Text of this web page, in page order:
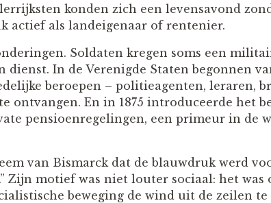
konden zich een levensavond
actief als landeigenaar of rentenier.
Soldaten kregen soms een
dienst. In de Verenigde Staten begonnen
beroepen – politieagenten, leraren,
ontvangen. En in 1875 introduceerde het
pensioenregelingen, een primeur in de
van Bismarck dat de blauwdruk werd
Zijn motief was niet louter sociaal: het was
beweging de wind uit de zeilen